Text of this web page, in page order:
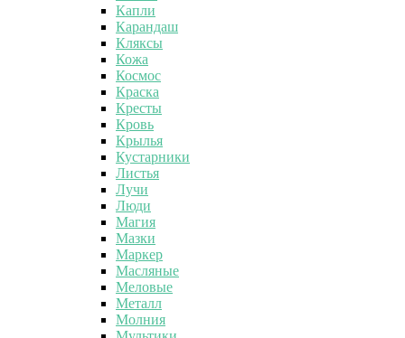
Капли
Карандаш
Кляксы
Кожа
Космос
Краска
Кресты
Кровь
Крылья
Кустарники
Листья
Лучи
Люди
Магия
Мазки
Маркер
Масляные
Меловые
Металл
Молния